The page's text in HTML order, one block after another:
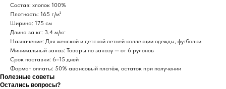
Состав: хлопок 100%
Плотность: 165 г/м²
Ширина: 175 см
Длина за кг: 3.4 м/кг
Назначение: Для женской и детской летней коллекции одежды, футболки
Минимальный заказ: Товары по заказу — от 6 рулонов
Срок поставки: 6–15 дней
Формат оплаты: 50% авансовый платёж, остаток при получении
Полезные советы
Остались вопросы?